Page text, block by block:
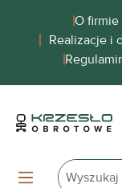
zawartościO firmie
Realizacje i